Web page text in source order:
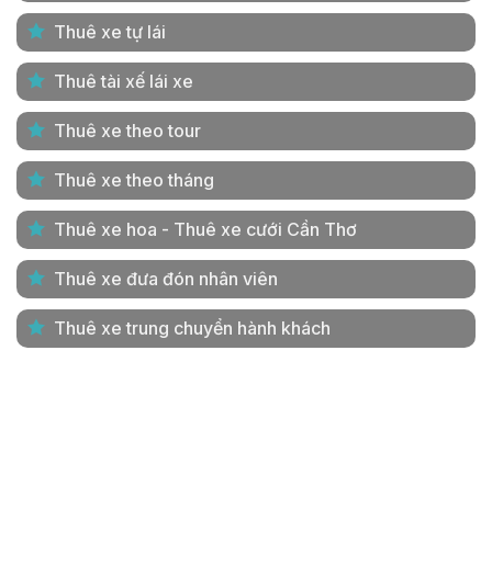
Thuê xe tự lái
Thuê tài xế lái xe
Thuê xe theo tour
Thuê xe theo tháng
Thuê xe hoa - Thuê xe cưới Cần Thơ
Thuê xe đưa đón nhân viên
Thuê xe trung chuyển hành khách